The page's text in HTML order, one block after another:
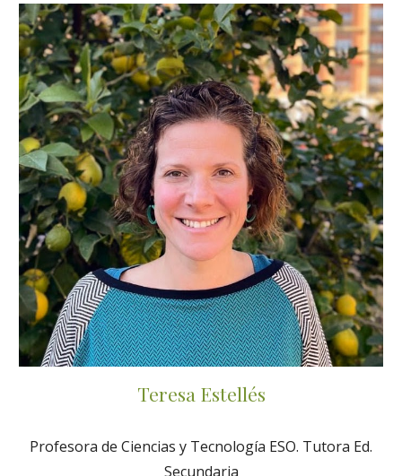
Teresa Estellés
Profesora de Ciencias y Tecnología ESO. Tutora Ed.
Secundaria